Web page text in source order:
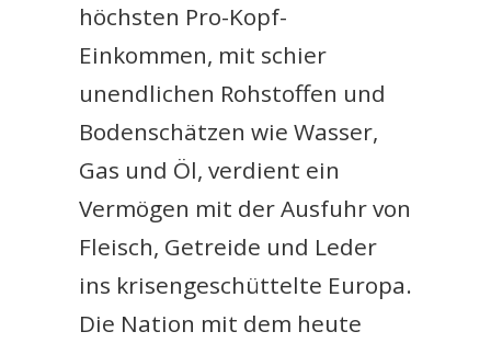
höchsten Pro-Kopf-
Einkommen, mit schier
unendlichen Rohstoffen und
Bodenschätzen wie Wasser,
Gas und Öl, verdient ein
Vermögen mit der Ausfuhr von
Fleisch, Getreide und Leder
ins krisengeschüttelte Europa.
Die Nation mit dem heute